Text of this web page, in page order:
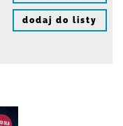
dodaj do listy